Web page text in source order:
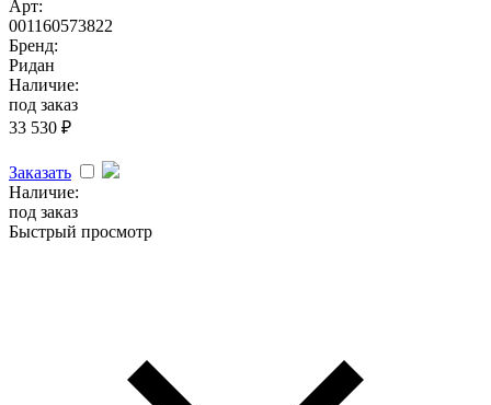
Арт:
001160573822
Бренд:
Ридан
Наличие:
под заказ
33 530 ₽
Заказать
Наличие:
под заказ
Быстрый просмотр